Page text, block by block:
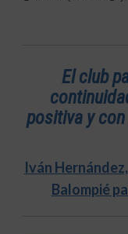
El club
positiva y
Iván
Balompié